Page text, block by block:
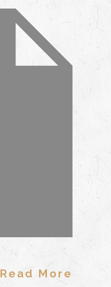
Read More